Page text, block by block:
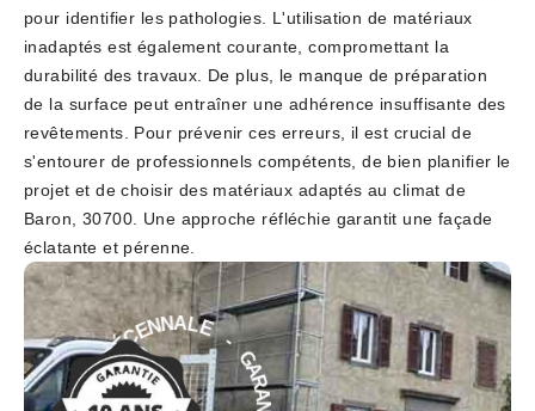
pour identifier les pathologies. L'utilisation de matériaux
inadaptés est également courante, compromettant la
durabilité des travaux. De plus, le manque de préparation
de la surface peut entraîner une adhérence insuffisante des
revêtements. Pour prévenir ces erreurs, il est crucial de
s'entourer de professionnels compétents, de bien planifier le
projet et de choisir des matériaux adaptés au climat de
Baron, 30700. Une approche réfléchie garantit une façade
éclatante et pérenne.
D
É
C
E
N
NALE - GAR
A
N
T
I
E